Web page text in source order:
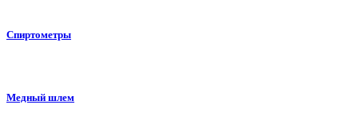
Спиртометры
Медный шлем